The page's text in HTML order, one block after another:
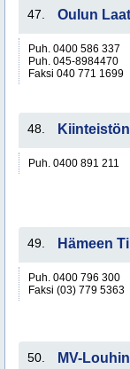
47. Oulun
Puh. 0400 586 337
Puh. 045-8984470
Faksi 040 771 1699
48.
Puh. 0400 891 211
49. Hämeen
Puh. 0400 796 300
Faksi (03) 779 5363
50. MV-